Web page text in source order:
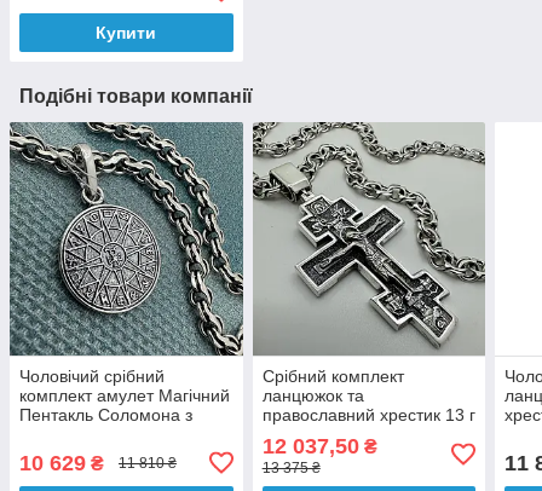
Купити
Подібні товари компанії
Чоловічий срібний
комплект амулет Магічний
Пентакль Соломона з
срібло 925 проба чорніння
10 629 ₴ 11 810 ₴
Срібний комплект
ланцюжок та
православний хрестик 13 г
срібло 925 проби
12 037,50₴
13 375 ₴
з
11